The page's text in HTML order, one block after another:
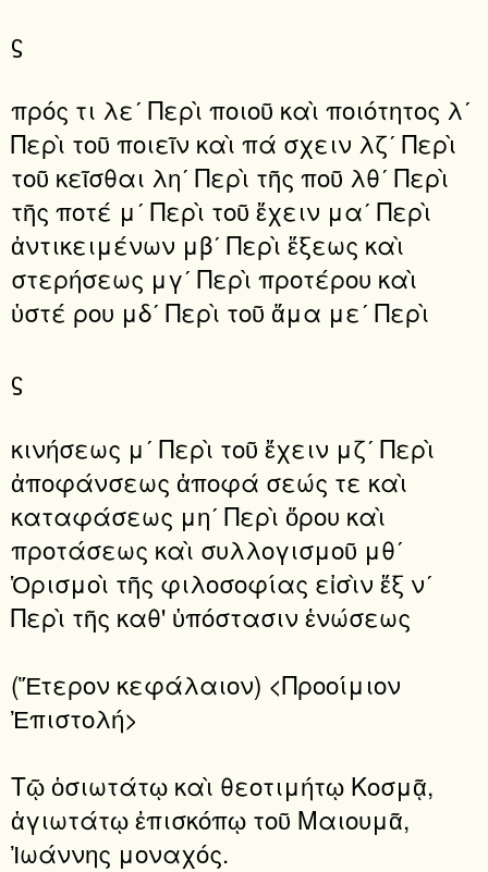
ϛ
πρός τι λεʹ Περὶ ποιοῦ καὶ ποιότητος λʹ
Περὶ τοῦ ποιεῖν καὶ πά σχειν λζʹ Περὶ
τοῦ κεῖσθαι ληʹ Περὶ τῆς ποῦ λθʹ Περὶ
τῆς ποτέ μʹ Περὶ τοῦ ἔχειν μαʹ Περὶ
ἀντικειμένων μβʹ Περὶ ἕξεως καὶ
στερήσεως μγʹ Περὶ προτέρου καὶ
ὑστέ ρου μδʹ Περὶ τοῦ ἅμα μεʹ Περὶ
ϛ
κινήσεως μʹ Περὶ τοῦ ἔχειν μζʹ Περὶ
ἀποφάνσεως ἀποφά σεώς τε καὶ
καταφάσεως μηʹ Περὶ ὅρου καὶ
προτάσεως καὶ συλλογισμοῦ μθʹ
Ὁρισμοὶ τῆς φιλοσοφίας εἰσὶν ἕξ νʹ
Περὶ τῆς καθ' ὑπόστασιν ἑνώσεως
(Ἕτερον κεφάλαιον) <Προοίμιον
Ἐπιστολή>
Τῷ ὁσιωτάτῳ καὶ θεοτιμήτῳ Κοσμᾷ,
ἁγιωτάτῳ ἐπισκόπῳ τοῦ Μαιουμᾶ,
Ἰωάννης μοναχός.